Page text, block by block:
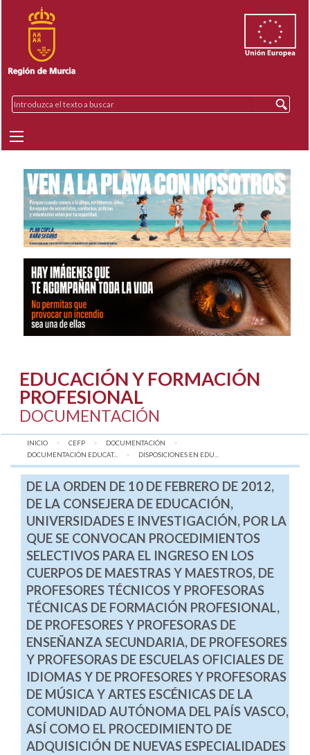
EDUCACIÓN Y FORMACIÓN
PROFESIONAL
DOCUMENTACIÓN
INICIO CEFP
DOCUMENTACIÓN
DOCUMENTACIÓN EDUCAT...
AQUÍ:
DISPOSICIONES EN EDU...
DE LA ORDEN DE 10 DE FEBRERO DE 2012,
DE LA CONSEJERA DE EDUCACIÓN,
UNIVERSIDADES E INVESTIGACIÓN, POR LA
QUE SE CONVOCAN PROCEDIMIENTOS
SELECTIVOS PARA EL INGRESO EN LOS
CUERPOS DE MAESTRAS Y MAESTROS, DE
PROFESORES TÉCNICOS Y PROFESORAS
TÉCNICAS DE FORMACIÓN PROFESIONAL,
DE PROFESORES Y PROFESORAS DE
ENSEÑANZA SECUNDARIA, DE PROFESORES
Y PROFESORAS DE ESCUELAS OFICIALES DE
IDIOMAS Y DE PROFESORES Y PROFESORAS
DE MÚSICA Y ARTES ESCÉNICAS DE LA
COMUNIDAD AUTÓNOMA DEL PAÍS VASCO,
ASÍ COMO EL PROCEDIMIENTO DE
ADQUISICIÓN DE NUEVAS ESPECIALIDADES